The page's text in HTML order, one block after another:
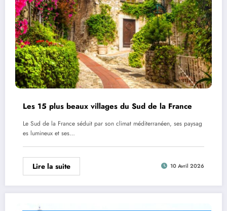
Les 15 plus beaux villages du Sud de la France
Le Sud de la France séduit par son climat méditerranéen, ses paysag
es lumineux et ses…
Lire la suite 10 Avril 2026